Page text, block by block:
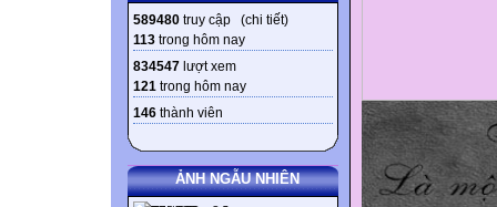
589480 truy cập (chi tiết)
113 trong hôm nay
834547 lượt xem
121 trong hôm nay
146 thành viên
ẢNH NGẪU NHIÊN